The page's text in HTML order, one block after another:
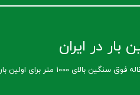
بار در ایران
تولید تسمه نقاله فوق سنگین بالای 1000 متر برای اولین بار